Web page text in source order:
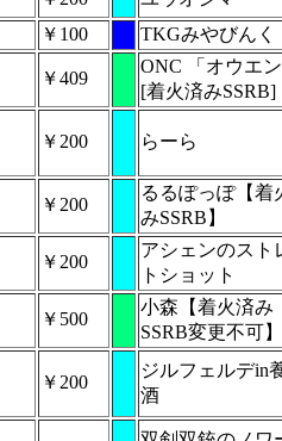
￥100 TKGみやびんく
￥409
ONC 「オウエ
[着火済みSSRB]
￥200 らーら
￥200
るるぽっぽ【着
みSSRB】
￥200
アシェンのスト
トショット
￥500
小森【着火済み
SSRB変更不可】
￥200
ジルフェルデin
酒